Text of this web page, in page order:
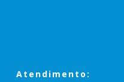
Atendimento: